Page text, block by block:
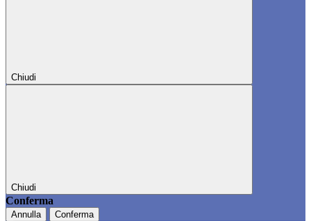
Chiudi
Chiudi
Conferma
Annulla Conferma